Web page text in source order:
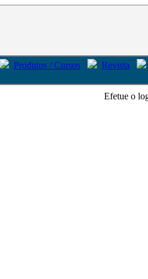
Produtos / Cursos
Revista
Efetue o